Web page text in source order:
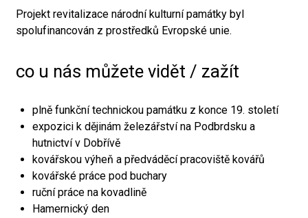
Projekt revitalizace národní kulturní památky byl
spolufinancován z prostředků Evropské unie.
co u nás můžete vidět / zažít
plně funkční technickou památku z konce 19. století
expozici k dějinám železářství na Podbrdsku a
hutnictví v Dobřívě
kovářskou výheň a předváděcí pracoviště kovářů
kovářské práce pod buchary
ruční práce na kovadlině
Hamernický den